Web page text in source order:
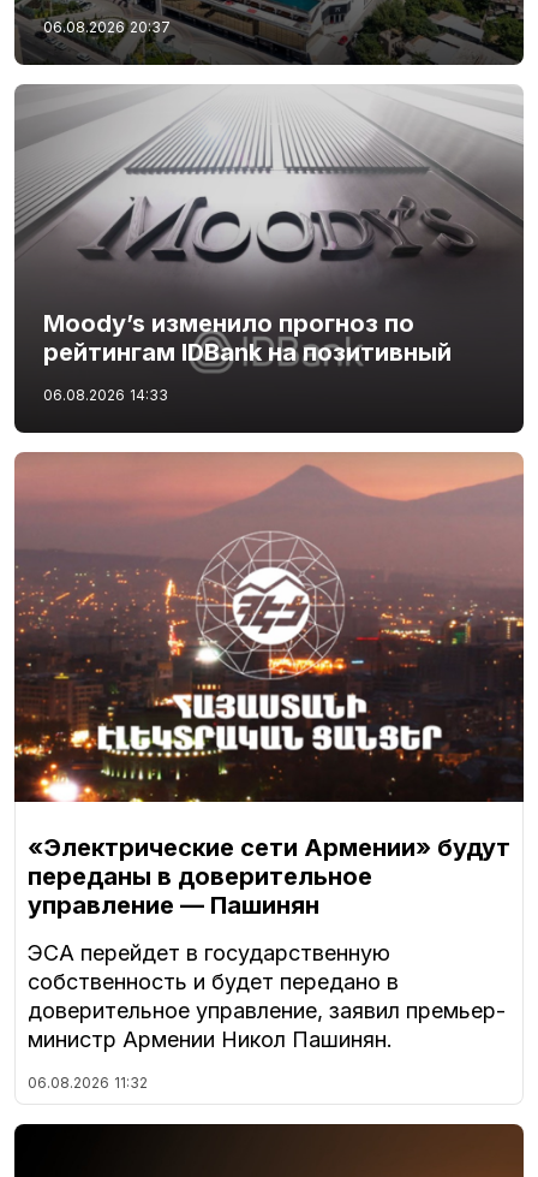
06.08.2026 20:37
Moody’s изменило прогноз по
рейтингам IDBank на позитивный
06.08.2026 14:33
«Электрические сети Армении» будут
переданы в доверительное
управление — Пашинян
ЭСА перейдет в государственную
собственность и будет передано в
доверительное управление, заявил премьер-
министр Армении Никол Пашинян.
06.08.2026 11:32